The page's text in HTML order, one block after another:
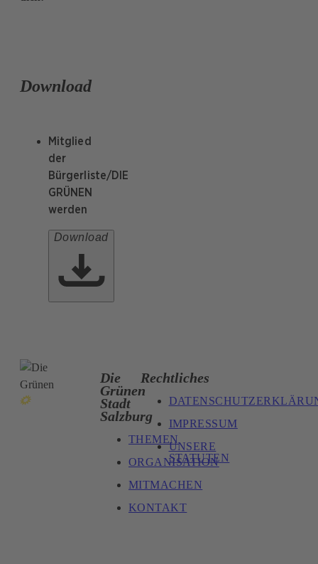
Download
Mitglied
der
Bürgerliste/DIE
GRÜNEN
werden
Download
Die
Grünen
Stadt
Salzburg
THEMEN
ORGANISATION
MITMACHEN
KONTAKT
Rechtliches
IMPRESSUM
UNSERE
STATUTEN